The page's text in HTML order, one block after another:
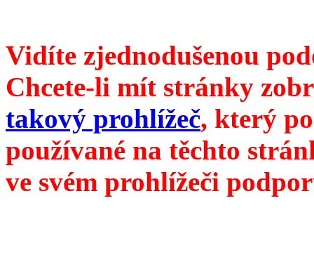
Vidíte zjednodušenou
Chcete-li mít stránky
takový prohlížeč, který
používané na těchto
ve svém prohlížeči